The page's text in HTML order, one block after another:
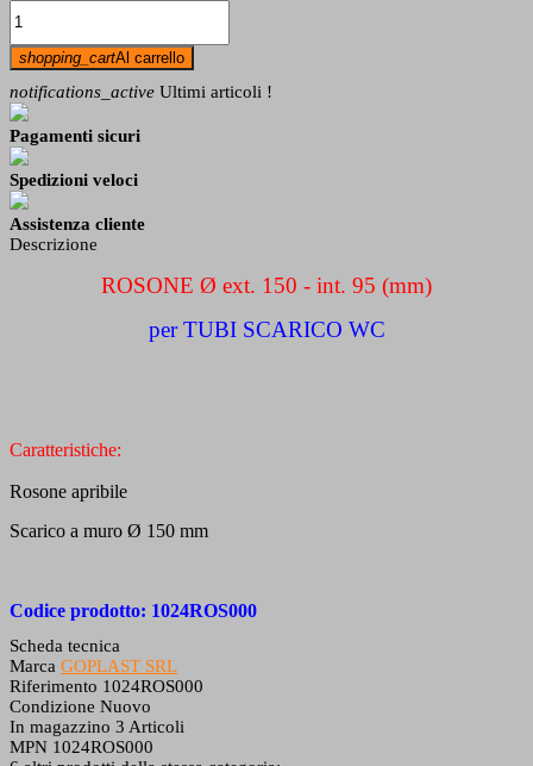
shopping_cartAl carrello
notifications_active Ultimi articoli !
Pagamenti sicuri
Spedizioni veloci
Assistenza cliente
Descrizione
ROSONE Ø ext. 150 - int. 95 (mm)
per TUBI SCARICO WC
Caratteristiche:
Rosone apribile
Scarico a muro Ø 150 mm
Codice prodotto: 1024ROS000
Scheda tecnica
Marca GOPLAST SRL
Riferimento 1024ROS000
Condizione Nuovo
In magazzino 3 Articoli
MPN 1024ROS000